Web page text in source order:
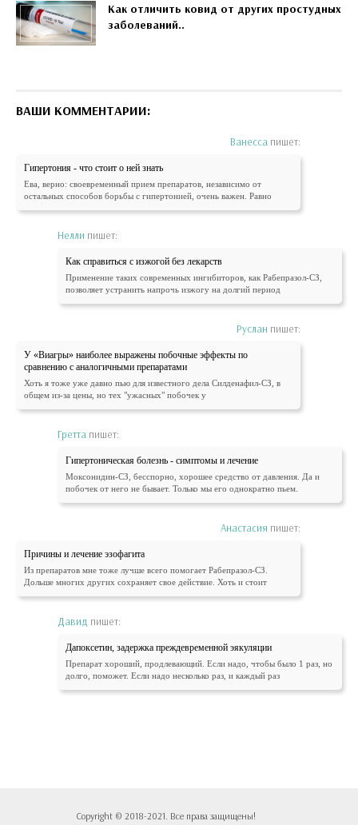
Как отличить ковид от других простудных
заболеваний..
ВАШИ КОММЕНТАРИИ:
Ванесса пишет:
Гипертония - что стоит о ней знать
Ева, верно: своевременный прием препаратов, независимо от
остальных способов борьбы с гипертонией, очень важен. Равно
Нелли пишет:
Как справиться с изжогой без лекарств
Применение таких современных ингибиторов, как Рабепразол-СЗ,
позволяет устранить напрочь изжогу на долгий период
Руслан пишет:
У «Виагры» наиболее выражены побочные эффекты по
сравнению с аналогичными препаратами
Хоть я тоже уже давно пью для известного дела Силденафил-СЗ, в
общем из-за цены, но тех "ужасных" побочек у
Гретта пишет:
Гипертоническая болезнь - симптомы и лечение
Моксонидин-СЗ, бесспорно, хорошее средство от давления. Да и
побочек от него не бывает. Только мы его однократно пьем.
Анастасия пишет:
Причины и лечение эзофагита
Из препаратов мне тоже лучше всего помогает Рабепразол-СЗ.
Дольше многих других сохраняет свое действие. Хоть и стоит
Давид пишет:
Дапоксетин, задержка преждевременной эякуляции
Препарат хороший, продлевающий. Если надо, чтобы было 1 раз, но
долго, поможет. Если надо несколько раз, и каждый раз
Copyright © 2018-2021. Все права защищены!